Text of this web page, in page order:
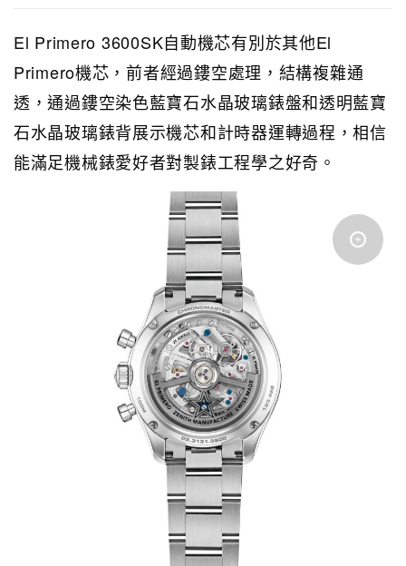
El Primero 3600SK自動機芯有別於其他El
Primero機芯，前者經過鏤空處理，結構複雜通
透，通過鏤空染色藍寶石水晶玻璃錶盤和透明藍寶
石水晶玻璃錶背展示機芯和計時器運轉過程，相信
能滿足機械錶愛好者對製錶工程學之好奇。